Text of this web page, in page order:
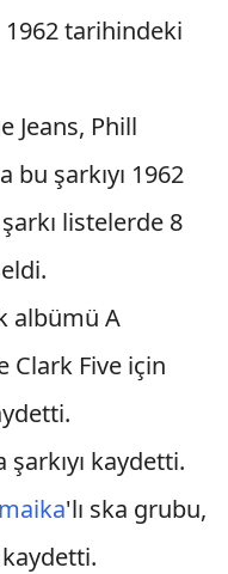
1962 tarihindeki
Jeans, Phill
bu şarkıyı 1962
şarkı listelerde 8
albümü A
Clark Five için
şarkıyı kaydetti.
'lı ska grubu,
kaydetti.